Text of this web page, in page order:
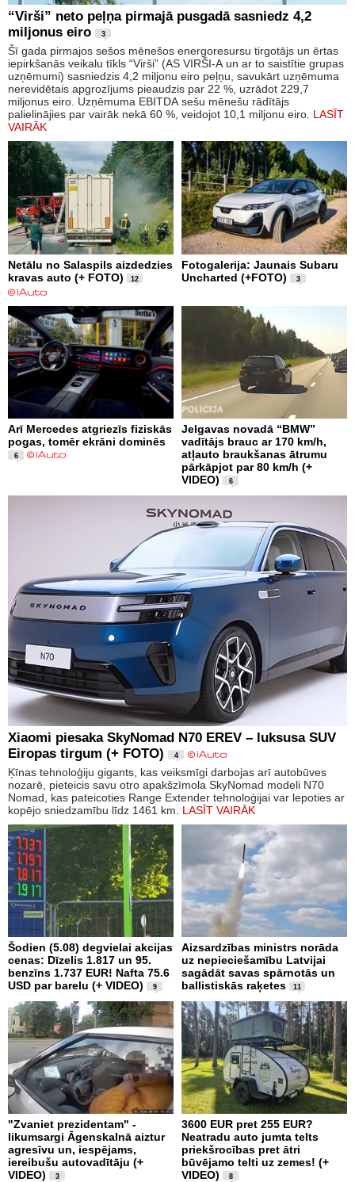
“Virši” neto peļņa pirmajā pusgadā sasniedz 4,2
miljonus eiro
3
Šī gada pirmajos sešos mēnešos energoresursu tirgotājs un ērtas
iepirkšanās veikalu tīkls “Virši” (AS VIRŠI-A un ar to saistītie grupas
uzņēmumi) sasniedzis 4,2 miljonu eiro peļņu, savukārt uzņēmuma
nerevidētais apgrozījums pieaudzis par 22 %, uzrādot 229,7
miljonus eiro. Uzņēmuma EBITDA sešu mēnešu rādītājs
palielinājies par vairāk nekā 60 %, veidojot 10,1 miljonu eiro. LASĪT
VAIRĀK
Netālu no Salaspils aizdedzies
kravas auto (+ FOTO)
12
Fotogalerija: Jaunais Subaru
Uncharted (+FOTO)
3
Arī Mercedes atgriezīs fiziskās
pogas, tomēr ekrāni dominēs
6
Jelgavas novadā “BMW”
vadītājs brauc ar 170 km/h,
atļauto braukšanas ātrumu
pārkāpjot par 80 km/h (+
VIDEO)
6
Xiaomi piesaka SkyNomad N70 EREV – luksusa SUV
Eiropas tirgum (+ FOTO)
4
Ķīnas tehnoloģiju gigants, kas veiksmīgi darbojas arī autobūves
nozarē, pieteicis savu otro apakšzīmola SkyNomad modeli N70
Nomad, kas pateicoties Range Extender tehnoloģijai var lepoties ar
kopējo sniedzamību līdz 1461 km. LASĪT VAIRĀK
Šodien (5.08) degvielai akcijas
cenas: Dīzelis 1.817 un 95.
benzīns 1.737 EUR! Nafta 75.6
USD par barelu (+ VIDEO)
9
Aizsardzības ministrs norāda
uz nepieciešamību Latvijai
sagādāt savas spārnotās un
ballistiskās raķetes
11
"Zvaniet prezidentam" -
likumsargi Āgenskalnā aiztur
agresīvu un, iespējams,
iereibušu autovadītāju (+
VIDEO)
3
3600 EUR pret 255 EUR?
Neatradu auto jumta telts
priekšrocības pret ātri
būvējamo telti uz zemes! (+
VIDEO)
8